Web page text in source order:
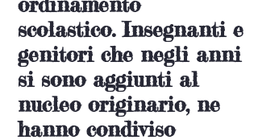
scolastico. Insegnanti e
genitori che negli anni
si sono aggiunti al
nucleo originario, ne
hanno condiviso